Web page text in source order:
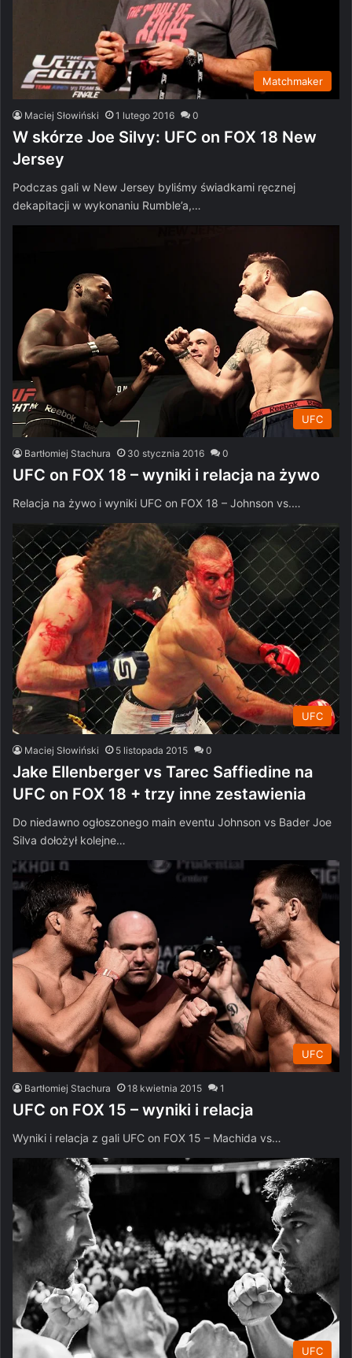
Matchmaker
Maciej Słowiński 1 lutego 2016 0
W skórze Joe Silvy: UFC on FOX 18 New
Jersey
Podczas gali w New Jersey byliśmy świadkami ręcznej
dekapitacji w wykonaniu Rumble’a,…
UFC
Bartłomiej Stachura 30 stycznia 2016 0
UFC on FOX 18 – wyniki i relacja na żywo
Relacja na żywo i wyniki UFC on FOX 18 – Johnson vs.…
UFC
Maciej Słowiński 5 listopada 2015 0
Jake Ellenberger vs Tarec Saffiedine na
UFC on FOX 18 + trzy inne zestawienia
Do niedawno ogłoszonego main eventu Johnson vs Bader Joe
Silva dołożył kolejne…
UFC
Bartłomiej Stachura 18 kwietnia 2015 1
UFC on FOX 15 – wyniki i relacja
Wyniki i relacja z gali UFC on FOX 15 – Machida vs…
UFC